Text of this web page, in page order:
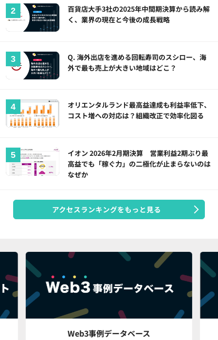
百貨店大手3社の2025年中間期決算から読み解
く、業界の現在と今後の成長戦略
Q. 海外出店を進める回転寿司のスシロー、海
外で最も売上が大きい地域はどこ？
オリエンタルランド最高益達成も利益率低下、
コスト増への対応は？組織改正で効率化図る
イオン 2026年2月期決算 営業利益2期ぶり最
高益でも「稼ぐ力」の二極化が止まらないのは
なぜか
アクセスランキングをもっと見る
Web3事例データベース